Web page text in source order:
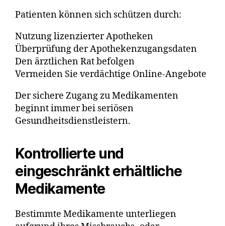
Patienten können sich schützen durch:
Nutzung lizenzierter Apotheken
Überprüfung der Apothekenzugangsdaten
Den ärztlichen Rat befolgen
Vermeiden Sie verdächtige Online-Angebote
Der sichere Zugang zu Medikamenten
beginnt immer bei seriösen
Gesundheitsdienstleistern.
Kontrollierte und
eingeschränkt erhältliche
Medikamente
Bestimmte Medikamente unterliegen